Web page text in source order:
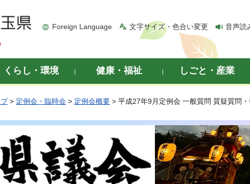
Foreign Language 文字サイズ・色合い変更 音声読
くらし・環境 健康・福祉 しごと・産業
> 定例会・臨時会 > 定例会概要 > 平成27年9月定例会 一般質問 質疑質問・